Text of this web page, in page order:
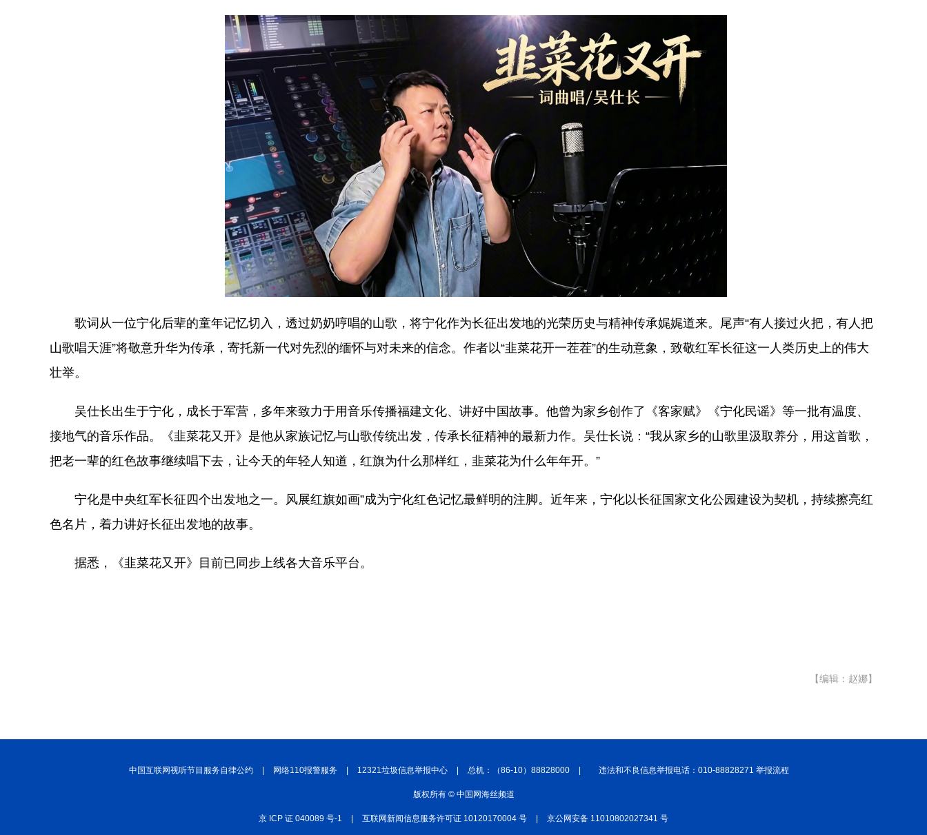
歌词从一位宁化后辈的童年记忆切入，透过奶奶哼唱的山歌，将宁化作为长征出发地的光荣历史与精神传承娓娓道来。尾声“有人接过火把，有人把
山歌唱天涯”将敬意升华为传承，寄托新一代对先烈的缅怀与对未来的信念。作者以“韭菜花开一茬茬”的生动意象，致敬红军长征这一人类历史上的伟大
壮举。
吴仕长出生于宁化，成长于军营，多年来致力于用音乐传播福建文化、讲好中国故事。他曾为家乡创作了《客家赋》《宁化民谣》等一批有温度、
接地气的音乐作品。《韭菜花又开》是他从家族记忆与山歌传统出发，传承长征精神的最新力作。吴仕长说：“我从家乡的山歌里汲取养分，用这首歌，
把老一辈的红色故事继续唱下去，让今天的年轻人知道，红旗为什么那样红，韭菜花为什么年年开。”
宁化是中央红军长征四个出发地之一。风展红旗如画”成为宁化红色记忆最鲜明的注脚。近年来，宁化以长征国家文化公园建设为契机，持续擦亮红
色名片，着力讲好长征出发地的故事。
据悉，《韭菜花又开》目前已同步上线各大音乐平台。
【编辑：赵娜】
中国互联网视听节目服务自律公约 网络110报警服务 12321垃圾信息举报中心 总机：（86-10）88828000 违法和不良信息举报电话：010-88828271 举报流程
版权所有 © 中国网海丝频道
京 ICP 证 040089 号-1 互联网新闻信息服务许可证 10120170004 号 京公网安备 11010802027341 号